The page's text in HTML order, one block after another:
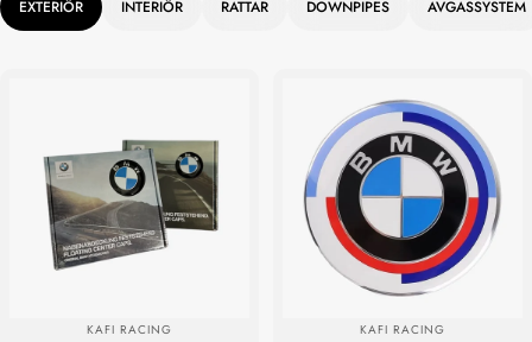
EXTERIÖR INTERIÖR RATTAR DOWNPIPES AVGASSYSTEM
LEVERANTÖR:
KAFI RACING LEVERANTÖR:
KAFI RACING